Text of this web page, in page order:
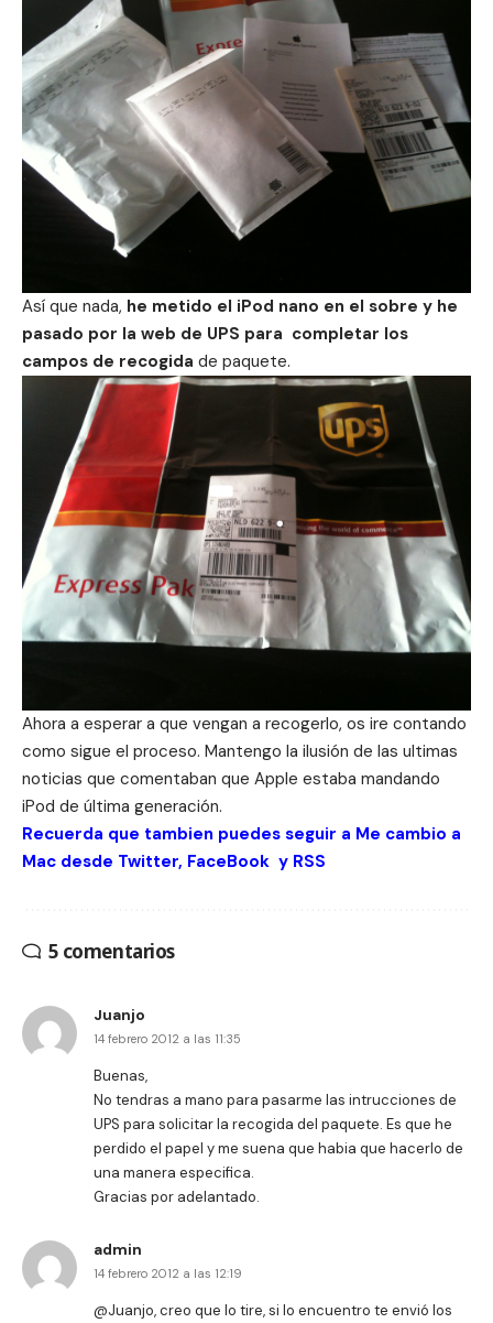
Así que nada, he metido el iPod nano en el sobre y he
pasado por la web de UPS para completar los
campos de recogida de paquete.
Ahora a esperar a que vengan a recogerlo, os ire contando
como sigue el proceso. Mantengo la ilusión de las ultimas
noticias que comentaban que Apple estaba mandando
iPod de última generación.
Recuerda que tambien puedes seguir a Me cambio a
Mac desde Twitter, FaceBook y RSS
5 comentarios
Juanjo
14 febrero 2012 a las 11:35
Buenas,
No tendras a mano para pasarme las intrucciones de
UPS para solicitar la recogida del paquete. Es que he
perdido el papel y me suena que habia que hacerlo de
una manera especifica.
Gracias por adelantado.
admin
14 febrero 2012 a las 12:19
@Juanjo, creo que lo tire, si lo encuentro te envió los